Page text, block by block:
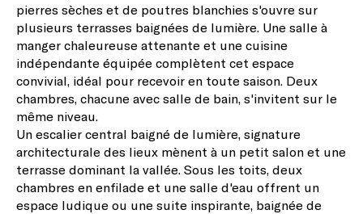
pierres sèches et de poutres blanchies s'ouvre sur
plusieurs terrasses baignées de lumière. Une salle à
manger chaleureuse attenante et une cuisine
indépendante équipée complètent cet espace
convivial, idéal pour recevoir en toute saison. Deux
chambres, chacune avec salle de bain, s'invitent sur le
même niveau.
Un escalier central baigné de lumière, signature
architecturale des lieux mènent à un petit salon et une
terrasse dominant la vallée. Sous les toits, deux
chambres en enfilade et une salle d'eau offrent un
espace ludique ou une suite inspirante, baignée de